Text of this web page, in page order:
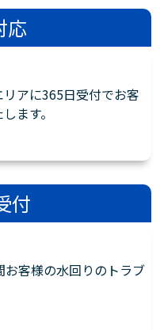
応
アに365日受付でお客
ます。
付
客様の水回りのトラブ